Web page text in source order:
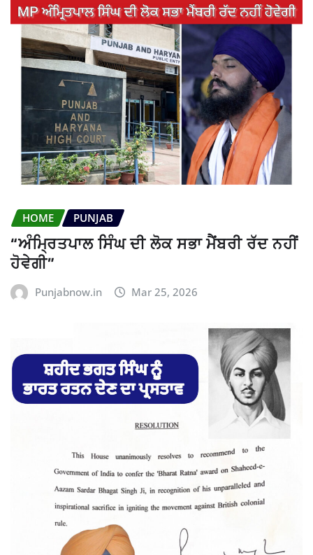
HOME PUNJAB
“ਅੰਮ੍ਰਿਤਪਾਲ ਸਿੰਘ ਦੀ ਲੋਕ ਸਭਾ ਮੈਂਬਰੀ ਰੱਦ ਨਹੀਂ
ਹੋਵੇਗੀ”
Punjabnow.in Mar 25, 2026